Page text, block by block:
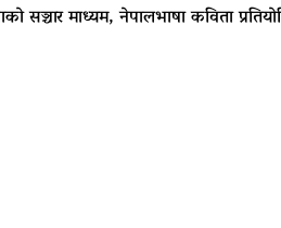
सञ्चार माध्यम, नेपालभाषा कविता